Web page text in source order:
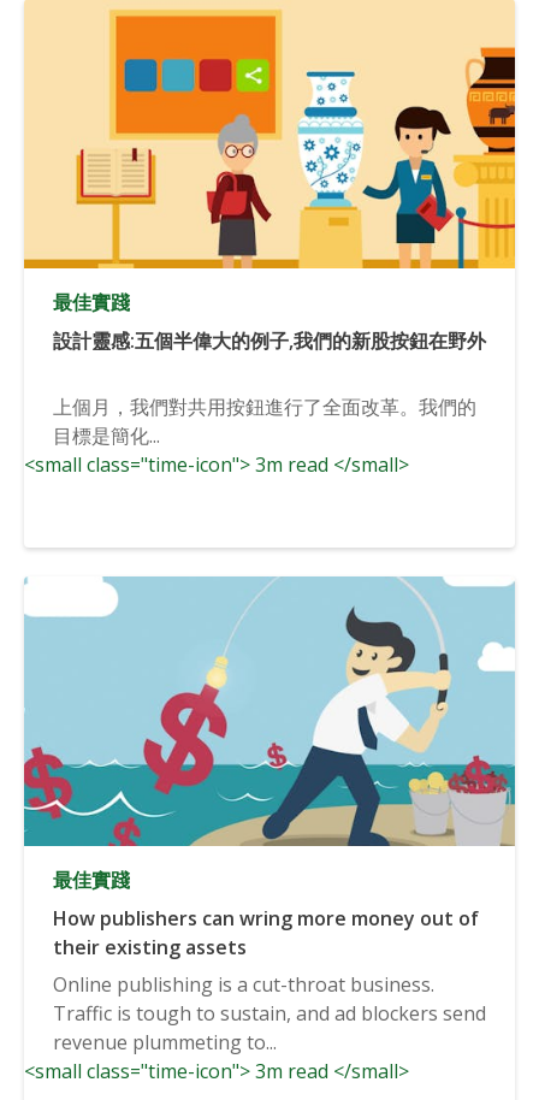
最佳實踐
設計靈感:五個半偉大的例子,我們的新股按鈕在野外
上個月，我們對共用按鈕進行了全面改革。我們的
目標是簡化...
<small class="time-icon"> 3m read </small>
最佳實踐
How publishers can wring more money out of
their existing assets
Online publishing is a cut-throat business.
Traffic is tough to sustain, and ad blockers send
revenue plummeting to...
<small class="time-icon"> 3m read </small>